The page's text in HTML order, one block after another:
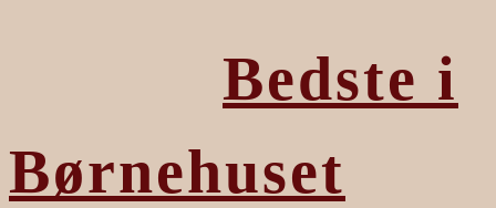
Bedste i
Børnehuset